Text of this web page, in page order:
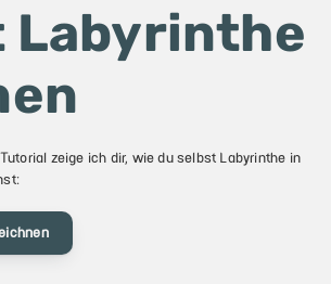
Labyrinthe
zeige ich dir, wie du selbst Labyrinthe in